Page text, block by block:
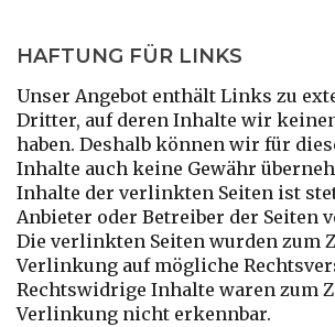
HAFTUNG FÜR LINKS
Unser Angebot enthält Links zu
Dritter, auf deren Inhalte wir
haben. Deshalb können wir für
Inhalte auch keine Gewähr
Inhalte der verlinkten Seiten ist
Anbieter oder Betreiber der Seiten
Die verlinkten Seiten wurden zum
Verlinkung auf mögliche
Rechtswidrige Inhalte waren zum
Verlinkung nicht erkennbar.